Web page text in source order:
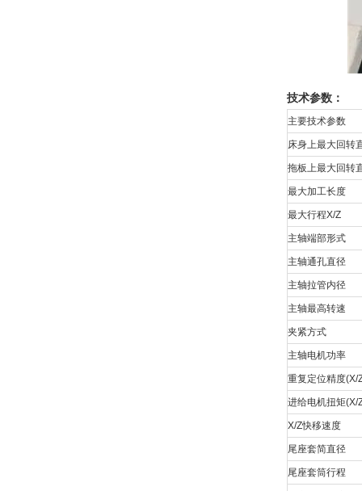
技术参数：
主要技术参数
床身上最大回转
拖板上最大回转
最大加工长度
最大行程X/Z
主轴端部形式
主轴通孔直径
主轴拉管内径
主轴最高转速
夹紧方式
主轴电机功率
重复定位精度(X/
进给电机扭矩(X/
X/Z快移速度
尾座套简直径
尾座套筒行程